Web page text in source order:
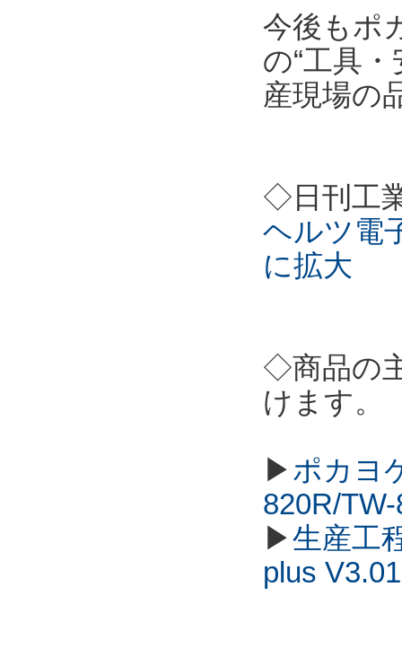
今後もポ
の“工具
産現場の
◇日刊工
ヘルツ電
に拡大
◇商品の
けます。
▶ポカヨ
820R/
▶生産工
plus V3.01